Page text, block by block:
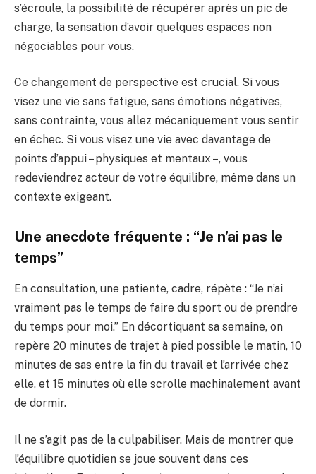
s’écroule, la possibilité de récupérer après un pic de
charge, la sensation d’avoir quelques espaces non
négociables pour vous.
Ce changement de perspective est crucial. Si vous
visez une vie sans fatigue, sans émotions négatives,
sans contrainte, vous allez mécaniquement vous sentir
en échec. Si vous visez une vie avec davantage de
points d’appui – physiques et mentaux –, vous
redeviendrez acteur de votre équilibre, même dans un
contexte exigeant.
Une anecdote fréquente : “Je n’ai pas le
temps”
En consultation, une patiente, cadre, répète : “Je n’ai
vraiment pas le temps de faire du sport ou de prendre
du temps pour moi.” En décortiquant sa semaine, on
repère 20 minutes de trajet à pied possible le matin, 10
minutes de sas entre la fin du travail et l’arrivée chez
elle, et 15 minutes où elle scrolle machinalement avant
de dormir.
Il ne s’agit pas de la culpabiliser. Mais de montrer que
l’équilibre quotidien se joue souvent dans ces